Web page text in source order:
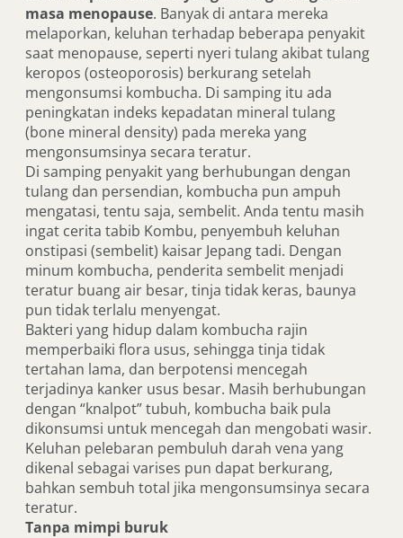
masa menopause. Banyak di antara mereka
melaporkan, keluhan terhadap beberapa penyakit
saat menopause, seperti nyeri tulang akibat tulang
keropos (osteoporosis) berkurang setelah
mengonsumsi kombucha. Di samping itu ada
peningkatan indeks kepadatan mineral tulang
(bone mineral density) pada mereka yang
mengonsumsinya secara teratur.
Di samping penyakit yang berhubungan dengan
tulang dan persendian, kombucha pun ampuh
mengatasi, tentu saja, sembelit. Anda tentu masih
ingat cerita tabib Kombu, penyembuh keluhan
onstipasi (sembelit) kaisar Jepang tadi. Dengan
minum kombucha, penderita sembelit menjadi
teratur buang air besar, tinja tidak keras, baunya
pun tidak terlalu menyengat.
Bakteri yang hidup dalam kombucha rajin
memperbaiki flora usus, sehingga tinja tidak
tertahan lama, dan berpotensi mencegah
terjadinya kanker usus besar. Masih berhubungan
dengan “knalpot” tubuh, kombucha baik pula
dikonsumsi untuk mencegah dan mengobati wasir.
Keluhan pelebaran pembuluh darah vena yang
dikenal sebagai varises pun dapat berkurang,
bahkan sembuh total jika mengonsumsinya secara
teratur.
Tanpa mimpi buruk